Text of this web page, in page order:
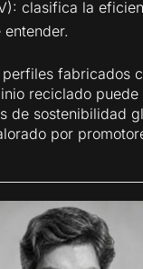
clasifica la
fabricados
reciclado puede
de sostenibilidad
por